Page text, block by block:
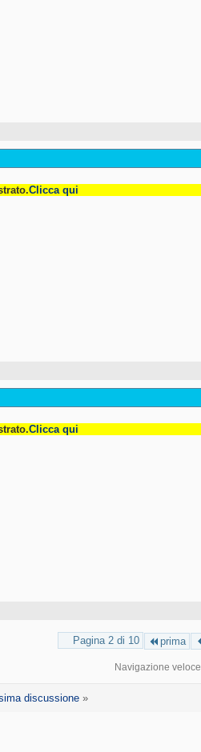
Clicca qui
Clicca qui
Pagina 2 di 10 prima
Navigazione veloce
discussione »